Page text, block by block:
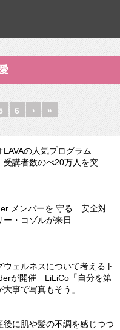
6 › »
LAVAの人気プログラム
受講者数のべ20万人を突
メンバーを 守る 安全対
・コゾルが来日
ェルネスについて考えるト
が開催 LiLiCo「自分を第
事で写真もそう」
後に肌や髪の不調を感じつつ